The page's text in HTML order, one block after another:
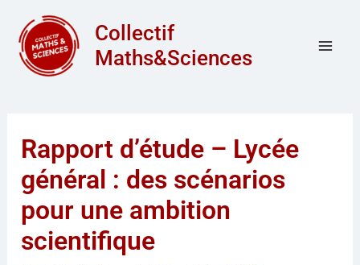
contenu
Collectif
Maths&Sciences
Rapport d’étude – Lycée
général : des scénarios
pour une ambition
scientifique